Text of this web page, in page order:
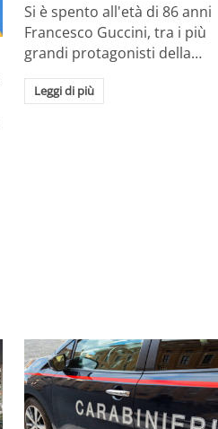
Si è spento all'età di 86 anni
Francesco Guccini, tra i più
grandi protagonisti della…
Leggi di più